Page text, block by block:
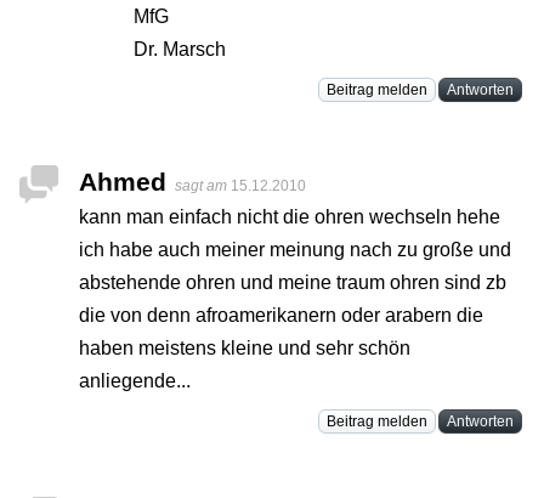
MfG
Dr. Marsch
Beitrag melden Antworten
Ahmed sagt am 15.12.2010
kann man einfach nicht die ohren wechseln hehe
ich habe auch meiner meinung nach zu große und
abstehende ohren und meine traum ohren sind zb
die von denn afroamerikanern oder arabern die
haben meistens kleine und sehr schön
anliegende...
Beitrag melden Antworten